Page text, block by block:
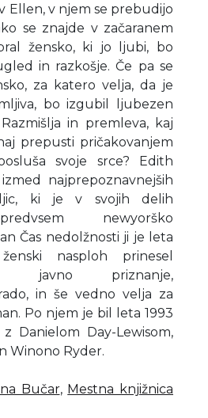
Ellen, v njem se prebudijo
se znajde v začaranem
žensko, ki jo ljubi, bo
in razkošje. Če pa se
za katero velja, da je
bo izgubil ljubezen
in premleva, kaj
prepusti pričakovanjem
svoje srce? Edith
najprepoznavnejših
ki je v svojih delih
newyorško
Čas nedolžnosti ji je leta
nasploh prinesel
javno priznanje,
in še vedno velja za
Po njem je bil leta 1993
Danielom Day-Lewisom,
Winono Ryder.
Bučar, Mestna knjižnica